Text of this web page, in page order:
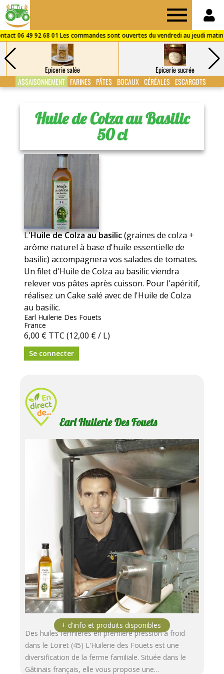
des
Fermes
Epicerie salée
Epicerie sucrée
ASSAISONNEMENT FARINES PÂTES BOCAUX CÉRÉALES ESCARGOTS
Huile de Colza au Basilic
50 cl
L'Huile de Colza au basilic(graines de colza +
arôme naturel à base d'huile essentielle de
basilic) accompagnera vos salades de tomates.
Un filet d'Huile de Colza au basilic viendra
relever vos pâtes après cuisson. Pour l'apéritif,
réalisez un Cake salé avec de l'Huile de Colza
au basilic.
Earl Huilerie Des Fouets
France
6,00 € TTC (12,00 € / L)
Se connecter
Earl Huilerie Des Fouets
Des huiles fermières en première pression à froid
dans le Loiret (45) L'Huilerie des Fouets est une
diversification de la ferme familiale. Située dans le
Gâtinais français, elle vous propose une…